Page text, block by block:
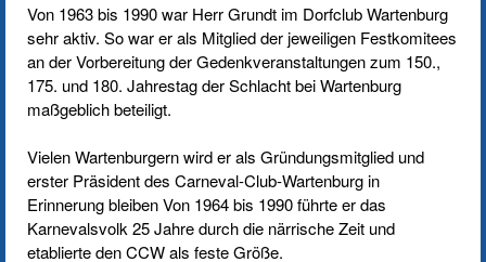
Von 1963 bis 1990 war Herr Grundt im Dorfclub Wartenburg
sehr aktiv. So war er als Mitglied der jeweiligen Festkomitees
an der Vorbereitung der Gedenkveranstaltungen zum 150.,
175. und 180. Jahrestag der Schlacht bei Wartenburg
maßgeblich beteiligt.
Vielen Wartenburgern wird er als Gründungsmitglied und
erster Präsident des Carneval-Club-Wartenburg in
Erinnerung bleiben Von 1964 bis 1990 führte er das
Karnevalsvolk 25 Jahre durch die närrische Zeit und
etablierte den CCW als feste Größe.